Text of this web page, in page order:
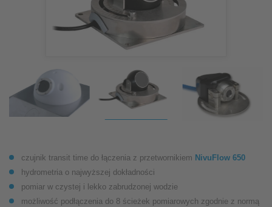
czujnik transit time do łączenia z przetwornikiem NivuFlow 650
hydrometria o najwyższej dokładności
pomiar w czystej i lekko zabrudzonej wodzie
możliwość podłączenia do 8 ścieżek pomiarowych zgodnie z normą